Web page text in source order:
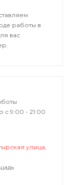
работы в
вас
с 9:00 - 21:00
улица,